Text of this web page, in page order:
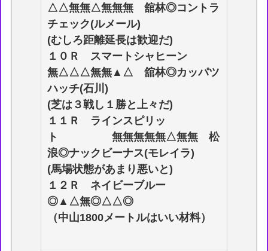
△△無無△無無無 舘林◎コントラ
チェック(ルメール)
(むしろ距離延長は歓迎だ)
１０Ｒ スマートシャヒーン
無△△△無無▲△ 舘林◎カッパツ
ハッチ(石川)
(芝は３戦し１勝と上々だ)
１１Ｒ ラインスピリッ
ト 無無無無無△無無 松
浪◎ナックビーナス(モレイラ)
(馬場状態があまり悪いと)
１２Ｒ ネイビーブルー
◎▲△無◎△△◎
（中山1800メートルはいい材料）